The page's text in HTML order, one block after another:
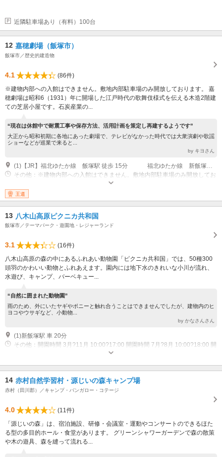
近隣駐車場あり（有料）100台
12 嘉穂劇場（飯塚市）
飯塚市／歴史的建造物
4.1
(86件)
※建物内部への入館はできません。敷地内部駐車場のみ開放しております。 嘉
穂劇場は昭和6（1931）年に開場した江戸時代の歌舞伎様式を伝える木造2階建
ての芝居小屋です。石炭産業の...
“現在は休館中で耐震工事や保存方法、活用計画を策定し再建するようです”
大正から昭和初期に各地にあった劇場で、テレビがなかった時代では大衆演劇や歌謡
ショーなどが巡業で来ると...
by キヨさん
その他：※建物内部への入館はできません。敷地内部駐車場のみ開放してお
ります。 毎週木曜日?日曜日・祝日10時?16時 （年末年始（12月29日?1月3
日）は除きます） ※天候により入場をお断りする場合があります。 開門日
には嘉穂劇場ののぼり旗が立っています。
王道
13 八木山高原ピクニカ共和国
飯塚市／テーマパーク・遊園地・レジャーランド
3.1
(16件)
八木山高原の森の中にあるふれあい動物園「ピクニカ共和国」では、50種300
頭羽のかわいい動物とふれあえます。園内には地下水のきれいな小川が流れ、
水遊び、キャンプ、バーベキュー...
“自然に囲まれた動物園”
雨のため、外にいたヤギやポニーと触れ合うことはできませんでしたが、建物内のヒ
ヨコやウサギなど、小動物...
by かなさんさん
(1)新飯塚駅 車 20分
その他：開園時間 3月?11月 10:00?17:00 開園時間 7月?8月 10:00?18:00 開
園時間 12月?2月（日土祝） 10:00?17:00 ※12月?2月?土・日・祝は開園
14 赤村自然学習村・源じいの森キャンプ場
赤村（田川郡）／キャンプ・バンガロー・コテージ
4.0
(11件)
「源じいの森」は、宿泊施設、研修・会議室・運動やコンサートのできるほた
る型の多目的ホール・食堂があります。 グリーンシャワーガーデンで森の散策
や木の遊具、森を縫って流れる...